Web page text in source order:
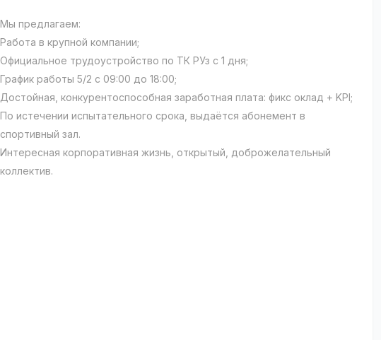
Мы предлагаем:
Работа в крупной компании;
Официальное трудоустройство по ТК РУз с 1 дня;
График работы 5/2 с 09:00 до 18:00;
Достойная, конкурентоспособная заработная плата: фикс оклад + KPI;
По истечении испытательного срока, выдаётся абонемент в
спортивный зал.
Интересная корпоративная жизнь, открытый, доброжелательный
коллектив.